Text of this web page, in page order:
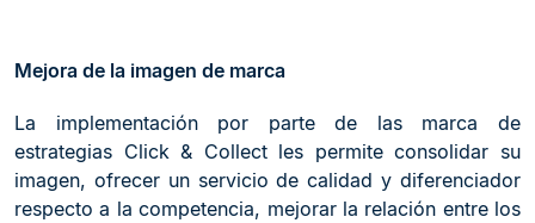
Mejora de la imagen de marca
La implementación por parte de las marca de
estrategias Click & Collect les permite consolidar su
imagen, ofrecer un servicio de calidad y diferenciador
respecto a la competencia, mejorar la relación entre los